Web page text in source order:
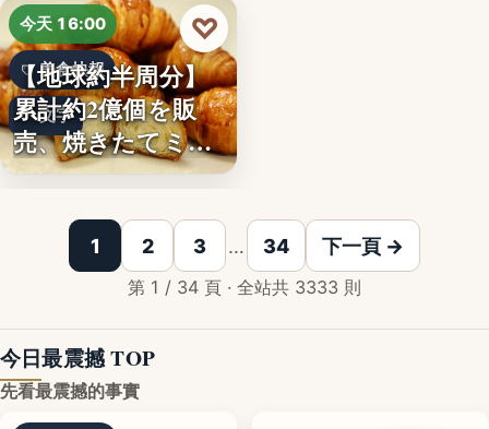
文字
今天 16:00
美食快報
文字
【地球約半周分】
累計約2億個を販
売、焼きたてミニ
クロワッ…
♡
1 2 3 … 34 下一頁 →
第 1 / 34 頁 · 全站共 3333 則
今日最震撼 TOP
先看最震撼的事實